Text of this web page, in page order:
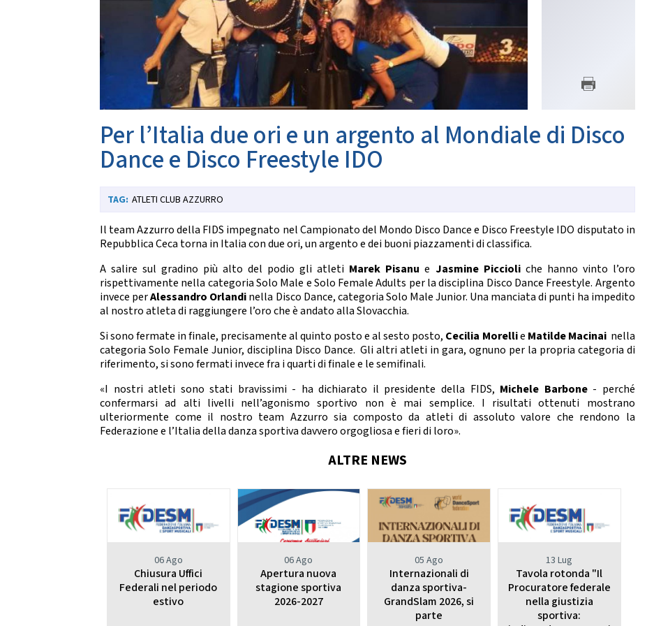
CARTE FEDERALI E REGOLAMENTI
Documenti Federali
Regolamento dell'attività sportiva
TRASPARENZA
Bandi di Gara
Bilanci
Riproduzione musicale Siae-Scf
Assicurazione
Visite Medico Sportive FMSI
BENEMERENZE
UFFICIO STAMPA
GIUSTIZIA SPORTIVA
Decisioni
Regolamento
Policy
LOGO E PATROCINIO
CONTATTI
ASSEMBLEA NAZIONALE
Danze Orientali
Flamenco
Tap Dance
Country Western
DANZE COREOGRAFICHE
Synchro Dance
Show Freestyle
Show
DANZE REGIONALI
Liscio Tradizionale
Folk Romagnolo
Frusta Romagnola
DANZE ACCADEMICHE
Modern Contemporary
Jazz Dance
Show Dance
Electric Boogie
Street Show
Disco Dance
SETTORE PARALIMPICO
La Disciplina
Regolamento
Struttura Regionale
Struttura Nazionale
SETTORE ARBITRALE
ALBO TECNICI/UFFICIALI DI GARA
Albo Ufficiali di Gara
SALUTE E ANTIDOPING
TESTI TECNICI
Per l’Italia due ori e un argento al Mondiale di Disco
Dance e Disco Freestyle IDO
ATLETI CLUB AZZURRO
Il team Azzurro della FIDS impegnato nel Campionato del Mondo Disco Dance e Disco Freestyle IDO disputato in
Repubblica Ceca torna in Italia con due ori, un argento e dei buoni piazzamenti di classifica.
A salire sul gradino più alto del podio gli atleti Marek Pisanu e Jasmine Piccioliche hanno vinto l’oro
rispettivamente nella categoria Solo Male e Solo Female Adults per la disciplina Disco Dance Freestyle. Argento
invece perAlessandro Orlandinella Disco Dance, categoria Solo Male Junior. Una manciata di punti ha impedito
al nostro atleta di raggiungere l’oro che è andato alla Slovacchia.
Si sono fermate in finale, precisamente al quinto posto e al sesto posto, Cecilia Morellie Matilde Macinainella
categoria Solo Female Junior, disciplina Disco Dance. Gli altri atleti in gara, ognuno per la propria categoria di
riferimento, si sono fermati invece fra i quarti di finale e le semifinali.
«I nostri atleti sono stati bravissimi - ha dichiarato il presidente della FIDS, Michele Barbone- perché
confermarsi ad alti livelli nell’agonismo sportivo non è mai semplice. I risultati ottenuti mostrano
ulteriormente come il nostro team Azzurro sia composto da atleti di assoluto valore che rendono la
Federazione e l’Italia della danza sportiva davvero orgogliosa e fieri di loro».
ALTRE NEWS
06 Ago
Chiusura Uffici
Federali nel periodo
estivo
06 Ago
Apertura nuova
stagione sportiva
2026-2027
05 Ago
Internazionali di
danza sportiva-
GrandSlam 2026, si
parte
13 Lug
Tavola rotonda "Il
Procuratore federale
nella giustizia
sportiva: